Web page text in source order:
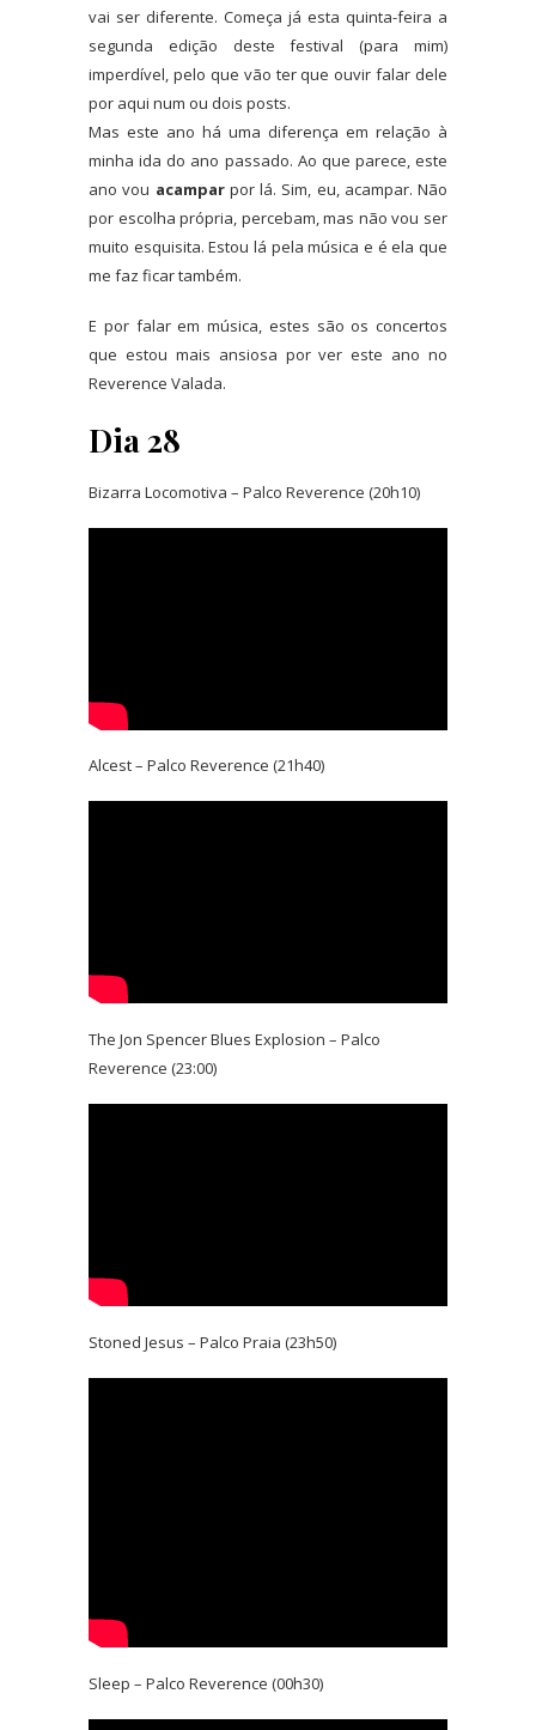
vai ser diferente. Começa já esta quinta-feira a
segunda edição deste festival (para mim)
imperdível, pelo que vão ter que ouvir falar dele
por aqui num ou dois posts.
Mas este ano há uma diferença em relação à
minha ida do ano passado. Ao que parece, este
ano vou acamparpor lá. Sim, eu, acampar. Não
por escolha própria, percebam, mas não vou ser
muito esquisita. Estou lá pela música e é ela que
me faz ficar também.
E por falar em música, estes são os concertos
que estou mais ansiosa por ver este ano no
Reverence Valada.
Dia 28
Bizarra Locomotiva – Palco Reverence (20h10)
Alcest – Palco Reverence (21h40)
The Jon Spencer Blues Explosion – Palco
Reverence (23:00)
Stoned Jesus – Palco Praia (23h50)
Sleep – Palco Reverence (00h30)